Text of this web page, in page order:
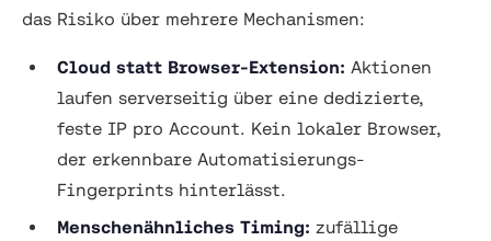
das Risiko über mehrere Mechanismen:
Cloud statt Browser-Extension: Aktionen
laufen serverseitig über eine dedizierte,
feste IP pro Account. Kein lokaler Browser,
der erkennbare Automatisierungs-
Fingerprints hinterlässt.
Menschenähnliches Timing: zufällige